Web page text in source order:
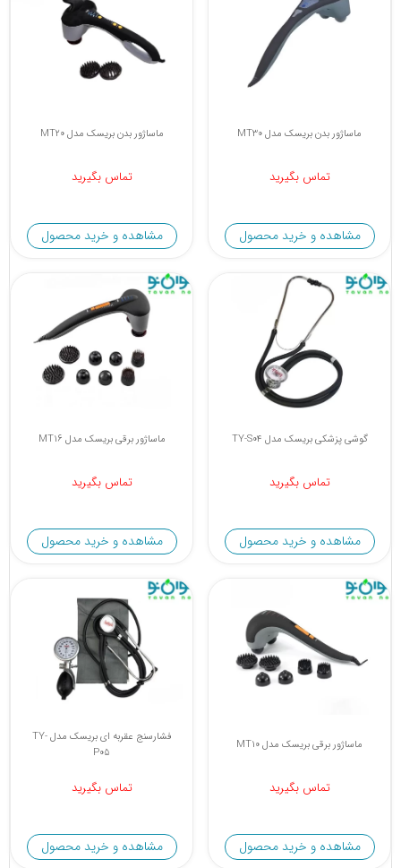
ماساژور بدن بریسک مدل MT30
تماس بگیرید
مشاهده و خرید محصول
ماساژور بدن بریسک مدل MT20
تماس بگیرید
مشاهده و خرید محصول
گوشی پزشکی بریسک مدل TY-S04
تماس بگیرید
مشاهده و خرید محصول
ماساژور برقی بریسک مدل MT16
تماس بگیرید
مشاهده و خرید محصول
ماساژور برقی بریسک مدل MT10
تماس بگیرید
مشاهده و خرید محصول
فشارسنج عقربه ای بریسک مدل TY-
P05
تماس بگیرید
مشاهده و خرید محصول